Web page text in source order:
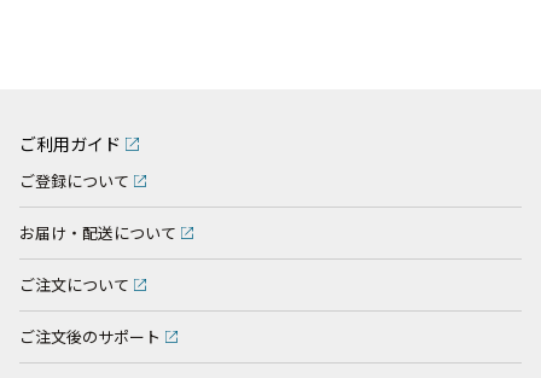
ご利用ガイド
ご登録について
お届け・配送について
ご注文について
ご注文後のサポート